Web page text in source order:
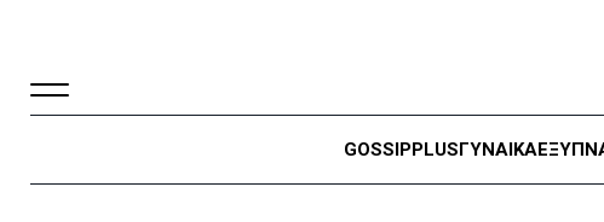
GOSSIPPLUSΓΥΝΑΙΚΑ